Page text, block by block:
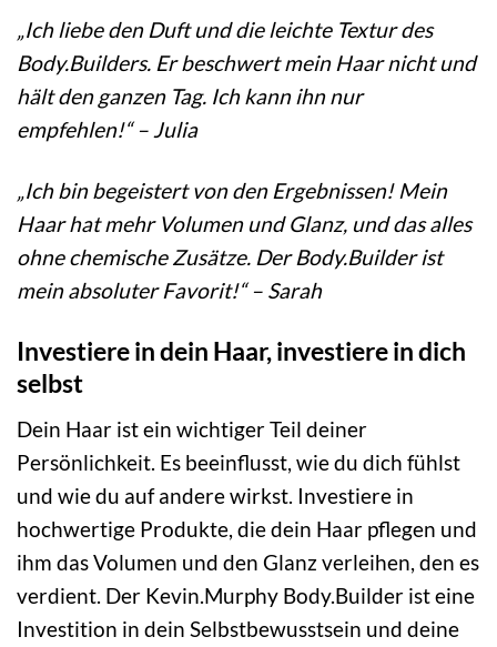
„Ich liebe den Duft und die leichte Textur des
Body.Builders. Er beschwert mein Haar nicht und
hält den ganzen Tag. Ich kann ihn nur
empfehlen!“ – Julia
„Ich bin begeistert von den Ergebnissen! Mein
Haar hat mehr Volumen und Glanz, und das alles
ohne chemische Zusätze. Der Body.Builder ist
mein absoluter Favorit!“ – Sarah
Investiere in dein Haar, investiere in dich
selbst
Dein Haar ist ein wichtiger Teil deiner
Persönlichkeit. Es beeinflusst, wie du dich fühlst
und wie du auf andere wirkst. Investiere in
hochwertige Produkte, die dein Haar pflegen und
ihm das Volumen und den Glanz verleihen, den es
verdient. Der Kevin.Murphy Body.Builder ist eine
Investition in dein Selbstbewusstsein und deine